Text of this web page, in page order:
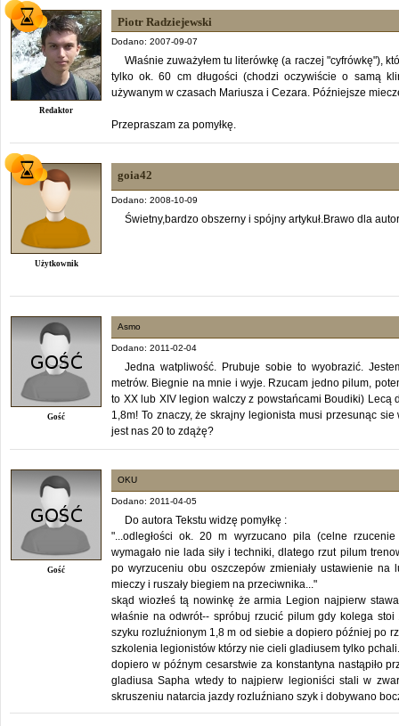
Redaktor
Piotr Radziejewski
Dodano: 2007-09-07
Właśnie zuważyłem tu literówkę (a raczej "cyfrówkę"),
tylko ok. 60 cm długości (chodzi oczywiście o samą
używanym w czasach Mariusza i Cezara. Późniejsze
Przepraszam za pomyłkę.
Użytkownik
goia42
Dodano: 2008-10-09
Świetny,bardzo obszerny i spójny artykuł.Brawo dla
Gość
Asmo
Dodano: 2011-02-04
Jedna watpliwość. Prubuje sobie to wyobrazić.
metrów. Biegnie na mnie i wyje. Rzucam jedno pilum,
to XX lub XIV legion walczy z powstańcami Boudiki)
1,8m! To znaczy, że skrajny legionista musi przesunąc
jest nas 20 to zdążę?
Gość
OKU
Dodano: 2011-04-05
Do autora Tekstu widzę pomyłkę :
"...odległości ok. 20 m wyrzucano pila (celne
wymagało nie lada siły i techniki, dlatego rzut pilum
po wyrzuceniu obu oszczepów zmieniały ustawienie na
mieczy i ruszały biegiem na przeciwnika..."
skąd wiozłeś tą nowinkę że armia Legion najpierw
właśnie na odwrót-- spróbuj rzucić pilum gdy kolega
szyku rozluźnionym 1,8 m od siebie a dopiero później po
szkolenia legionistów którzy nie cieli gladiusem tylko
dopiero w późnym cesarstwie za konstantyna nastąpiło
gladiusa Sapha wtedy to najpierw legioniści stali w
skruszeniu natarcia jazdy rozluźniano szyk i dobywano